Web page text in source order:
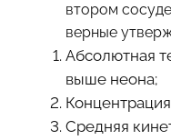
втором
верные
Абсолютная
выше неона;
Средняя